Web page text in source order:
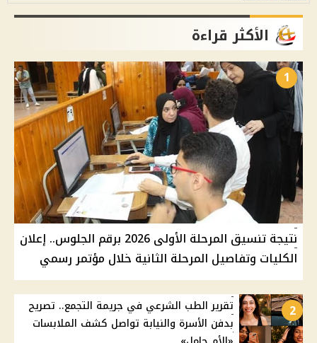
الأكثر قراءة
1
نتيجة تنسيق المرحلة الأولى 2026 برقم الجلوس.. إعلان
الكليات وتفاصيل المرحلة الثانية خلال مؤتمر رسمي
2
تقرير الطب الشرعي في جريمة التجمع.. تصريح
بدفن الأسرة والنيابة تواصل كشف الملابسات